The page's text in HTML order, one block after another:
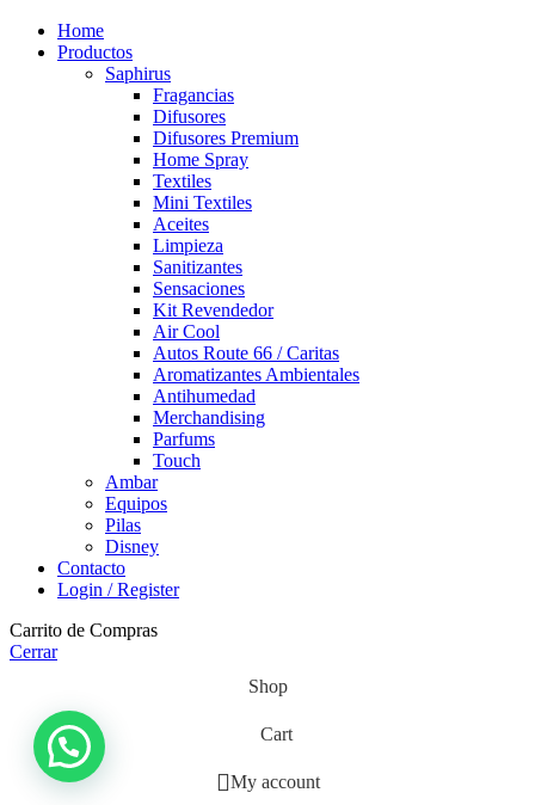
Home
Productos
Saphirus
Fragancias
Difusores
Difusores Premium
Home Spray
Textiles
Mini Textiles
Aceites
Limpieza
Sanitizantes
Sensaciones
Kit Revendedor
Air Cool
Autos Route 66 / Caritas
Aromatizantes Ambientales
Antihumedad
Merchandising
Parfums
Touch
Ambar
Equipos
Pilas
Disney
Contacto
Login / Register
Carrito de Compras
Cerrar
Shop
Cart
My account